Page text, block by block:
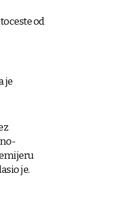
od
je
je.